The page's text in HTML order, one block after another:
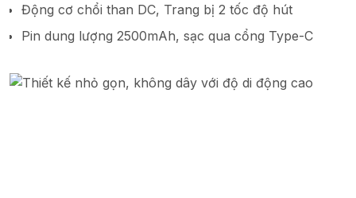
Động cơ chổi than DC, Trang bị 2 tốc độ hút
Pin dung lượng 2500mAh, sạc qua cổng Type-C